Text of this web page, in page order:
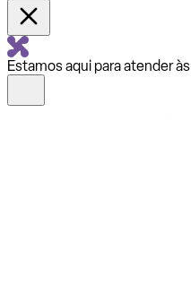
Estamos aqui para atender